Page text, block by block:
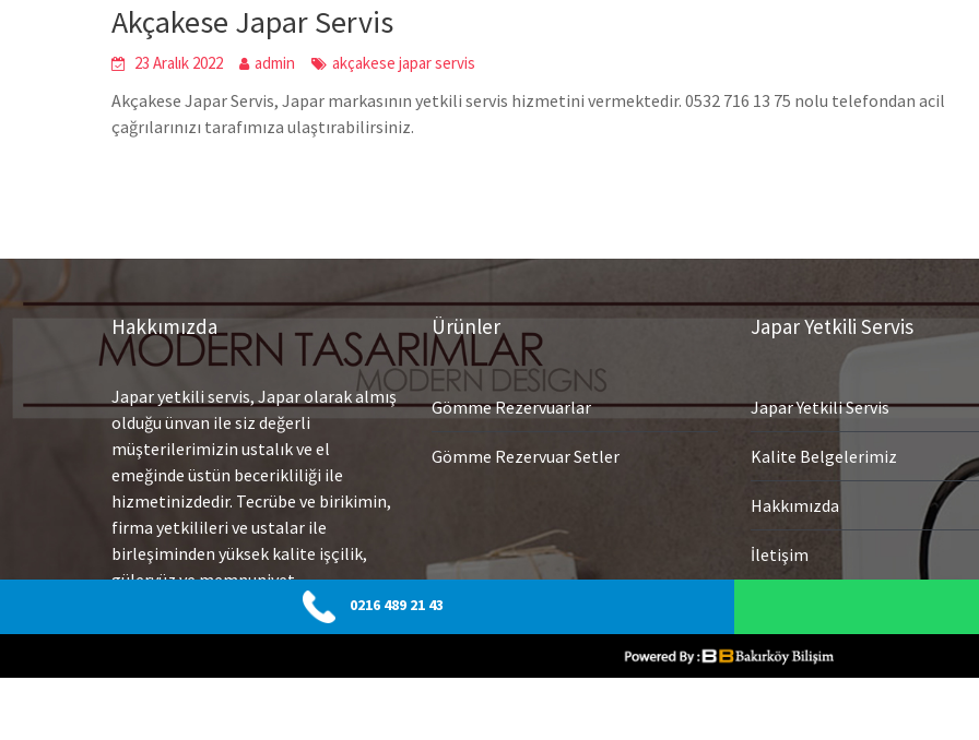
Akçakese Japar Servis
23 Aralık 2022 admin akçakese japar servis
Akçakese Japar Servis, Japar markasının yetkili servis hizmetini vermektedir. 0532 716 13 75 nolu telefondan acil
çağrılarınızı tarafımıza ulaştırabilirsiniz.
Hakkımızda
Japar yetkili servis, Japar olarak almış
olduğu ünvan ile siz değerli
müşterilerimizin ustalık ve el
emeğinde üstün becerikliliği ile
hizmetinizdedir. Tecrübe ve birikimin,
firma yetkilileri ve ustalar ile
birleşiminden yüksek kalite işçilik,
güleryüz ve memnuniyet
getirmektedir. Yüksek teknoloji
ekipmanlarımız ile arızaları hızlı
sonuç alarak değişim veya tamiratlar
Ürünler
Gömme Rezervuarlar
Gömme Rezervuar Setler
Japar Yetkili Servis
Japar Yetkili Servis
Kalite Belgelerimiz
Hakkımızda
İletişim
0216 489 21 43